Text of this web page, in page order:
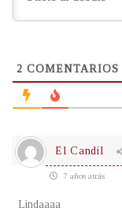
2 COMENTARIOS
El Candil
7 años atrás
Lindaaaa